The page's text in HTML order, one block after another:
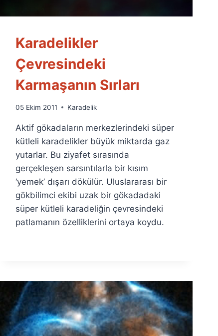
Karadelikler
Çevresindeki
Karmaşanın Sırları
By
Fuat
Özyar
05 Ekim 2011 Karadelik
Aktif gökadaların merkezlerindeki süper
kütleli karadelikler büyük miktarda gaz
yutarlar. Bu ziyafet sırasında
gerçekleşen sarsıntılarla bir kısım
‘yemek’ dışarı dökülür. Uluslararası bir
gökbilimci ekibi uzak bir gökadadaki
süper kütleli karadeliğin çevresindeki
patlamanın özelliklerini ortaya koydu.